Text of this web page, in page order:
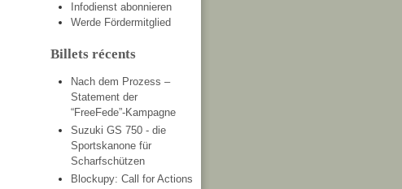
Infodienst abonnieren
Werde Fördermitglied
Billets récents
Nach dem Prozess –
Statement der
“FreeFede”-Kampagne
Suzuki GS 750 - die
Sportskanone für
Scharfschützen
Blockupy: Call for Actions